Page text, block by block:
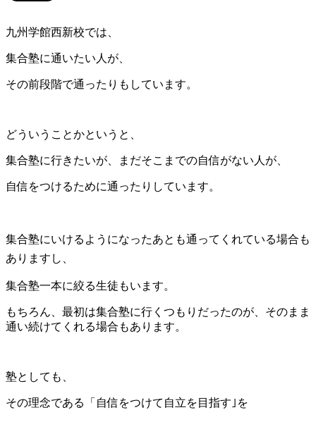
九州学館西新校では、
集合塾に通いたい人が、
その前段階で通ったりもしています。
どういうことかというと、
集合塾に行きたいが、まだそこまでの自信がない人が、
自信をつけるために通ったりしています。
集合塾にいけるようになったあとも通ってくれている場合も
ありますし、
集合塾一本に絞る生徒もいます。
もちろん、最初は集合塾に行くつもりだったのが、そのまま
通い続けてくれる場合もあります。
塾としても、
その理念である「自信をつけて自立を目指す｣を